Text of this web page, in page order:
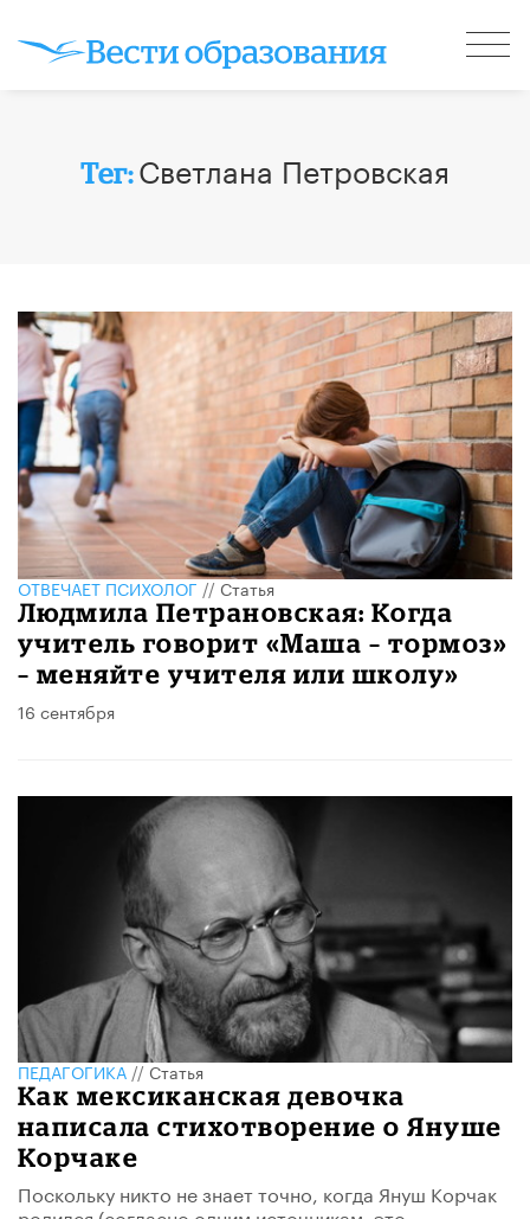
Тег:Светлана Петровская
ОТВЕЧАЕТ ПСИХОЛОГ//Статья
Людмила Петрановская: Когда
учитель говорит «Маша – тормоз»
– меняйте учителя или школу»
16 сентября
ПЕДАГОГИКА//Статья
Как мексиканская девочка
написала стихотворение о Януше
Корчаке
Поскольку никто не знает точно, когда Януш Корчак